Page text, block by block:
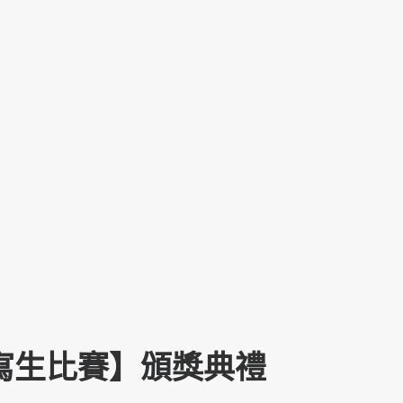
生比賽】頒獎典禮